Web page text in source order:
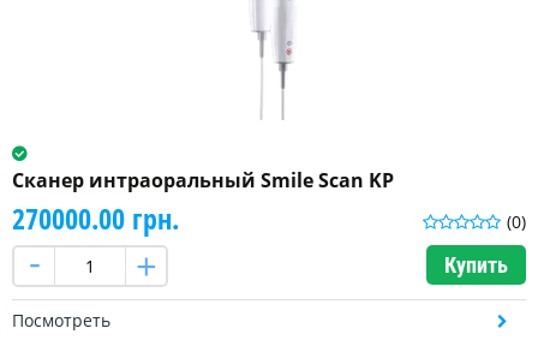
Сканер интраоральный Smile Scan KP
(0)
270000.00 грн.
Купить
Посмотреть